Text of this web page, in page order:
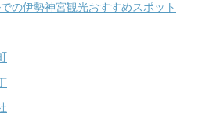
の伊勢神宮観光おすすめスポット